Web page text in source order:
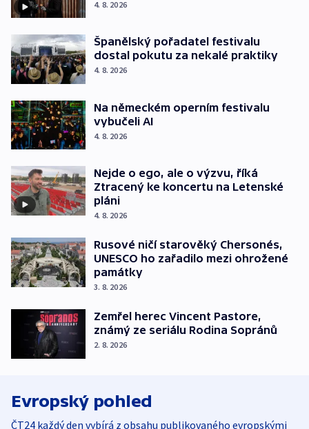
4. 8. 2026
Španělský pořadatel festivalu
dostal pokutu za nekalé praktiky
4. 8. 2026
Na německém operním festivalu
vybučeli AI
4. 8. 2026
Nejde o ego, ale o výzvu, říká
Ztracený ke koncertu na Letenské
pláni
4. 8. 2026
Rusové ničí starověký Chersonés,
UNESCO ho zařadilo mezi ohrožené
památky
3. 8. 2026
Zemřel herec Vincent Pastore,
známý ze seriálu Rodina Sopránů
2. 8. 2026
Evropský pohled
ČT24 každý den vybírá z obsahu publikovaného evropskými